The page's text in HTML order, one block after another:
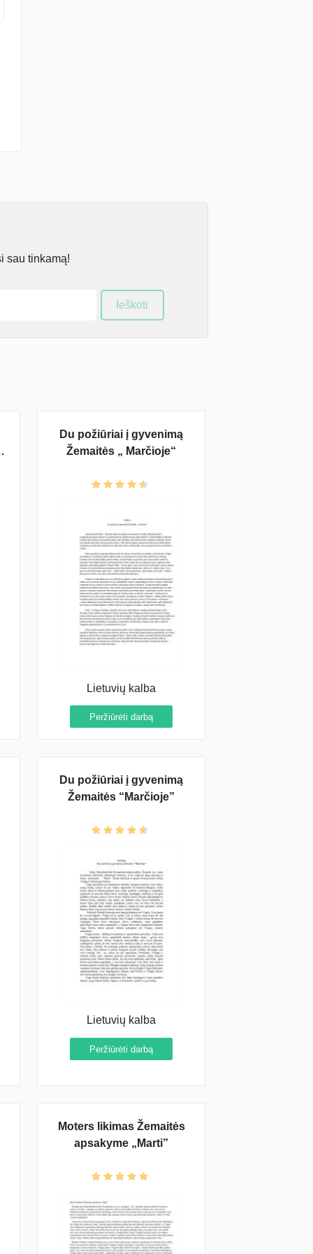
sau tinkamą!
Ieškoti
Du požiūriai į gyvenimą
Žemaitės „ Marčioje“
Lietuvių kalba
Peržiūrėti darbą
Du požiūriai į gyvenimą
Žemaitės “Marčioje”
Lietuvių kalba
Peržiūrėti darbą
Moters likimas Žemaitės
apsakyme „Marti”